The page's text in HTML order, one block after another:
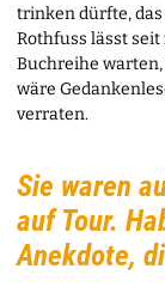
trinken dürfte,
Rothfuss lässt
Buchreihe
wäre
verraten.
Sie waren
auf Tour.
Anekdote,